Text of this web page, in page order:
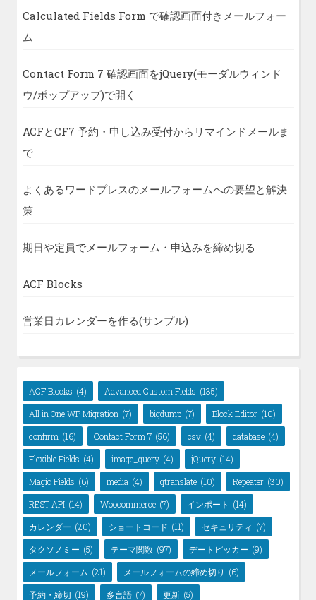
Calculated Fields Form で確認画面付きメールフォー
ム
Contact Form 7 確認画面をjQuery(モーダルウィンド
ウ/ポップアップ)で開く
ACFとCF7 予約・申し込み受付からリマインドメールま
で
よくあるワードプレスのメールフォームへの要望と解決
策
期日や定員でメールフォーム・申込みを締め切る
ACF Blocks
営業日カレンダーを作る(サンプル)
ACF Blocks (4) Advanced Custom Fields (135)
All in One WP Migration (7) bigdump (7) Block Editor (10)
confirm (16) Contact Form 7 (56) csv (4) database (4)
Flexible Fields (4) image_query (4) jQuery (14)
Magic Fields (6) media (4) qtranslate (10) Repeater (30)
REST API (14) Woocommerce (7) インポート (14)
カレンダー (20) ショートコード (11) セキュリティ (7)
タクソノミー (5) テーマ関数 (97) デートピッカー (9)
メールフォーム (21) メールフォームの締め切り (6)
予約・締切 (19) 多言語 (7) 更新 (5)